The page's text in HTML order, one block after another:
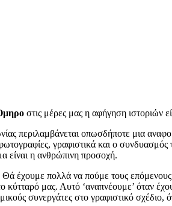
στις μέρες μας η αφήγηση ιστοριών
περιλαμβάνεται οπωσδήποτε μια
γραφιστικά και ο
είναι η ανθρώπινη προσοχή.
Θά έχουμε πολλά να πούμε τους
μας. Αυτό ‘αναπνέουμε’ όταν
συνεργάτες στο γραφιστικό σχέδιο,